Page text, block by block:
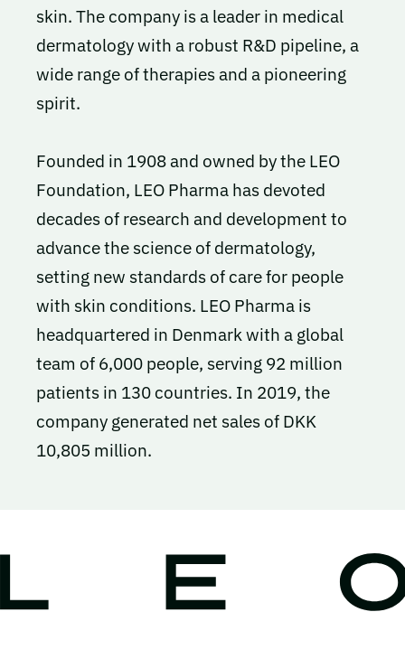
skin. The company is a leader in medical
dermatology with a robust R&D pipeline, a
wide range of therapies and a pioneering
spirit.
Founded in 1908 and owned by the LEO
Foundation, LEO Pharma has devoted
decades of research and development to
advance the science of dermatology,
setting new standards of care for people
with skin conditions. LEO Pharma is
headquartered in Denmark with a global
team of 6,000 people, serving 92 million
patients in 130 countries. In 2019, the
company generated net sales of DKK
10,805 million.